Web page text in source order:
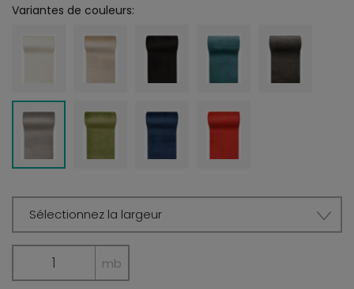
Variantes de couleurs:
Sélectionnez la largeur
mb